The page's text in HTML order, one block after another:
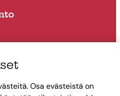
Osa evästeistä on